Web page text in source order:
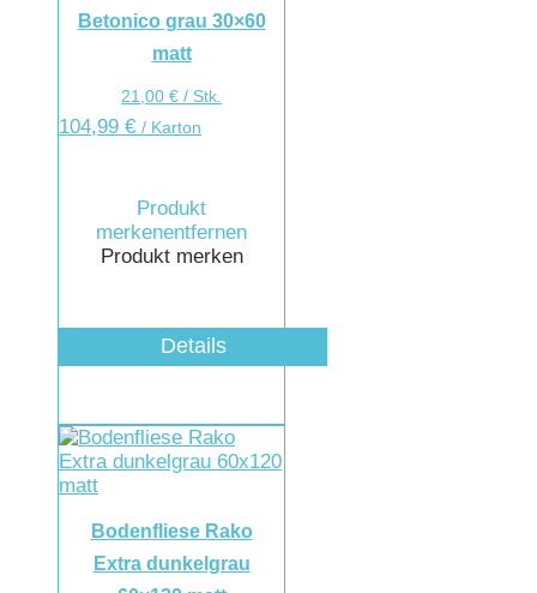
Betonico grau 30×60
matt
21,00€ / Stk.
104,99 € / Karton
Produkt
merkenentfernen
Produkt merken
Details
Bodenfliese Rako
Extra dunkelgrau